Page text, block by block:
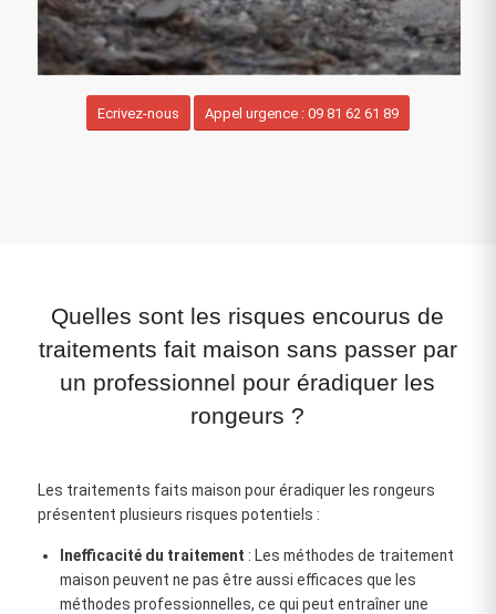
Ecrivez-nous Appel urgence : 09 81 62 61 89
Quelles sont les risques encourus de
traitements fait maison sans passer par
un professionnel pour éradiquer les
rongeurs ?
Les traitements faits maison pour éradiquer les rongeurs
présentent plusieurs risques potentiels :
Inefficacité du traitement : Les méthodes de traitement
maison peuvent ne pas être aussi efficaces que les
méthodes professionnelles, ce qui peut entraîner une